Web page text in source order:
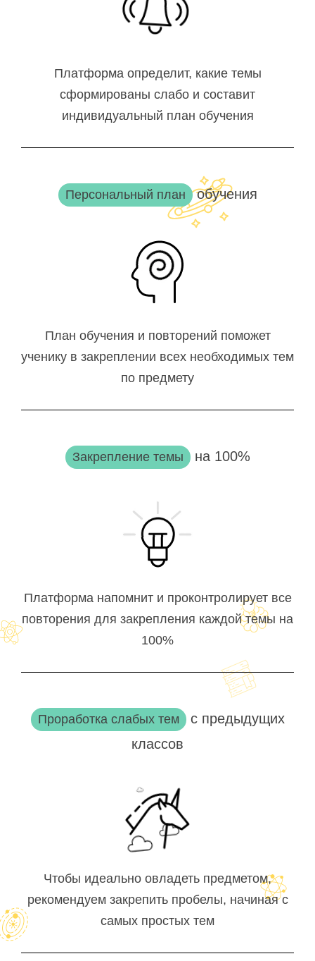
Платформа определит, какие темы
сформированы слабо и составит
индивидуальный план обучения
Персональный план обучения
План обучения и повторений поможет
ученику в закреплении всех необходимых тем
по предмету
Закрепление темы на 100%
Платформа напомнит и проконтролирует все
повторения для закрепления каждой темы на
100%
Проработка слабых тем с предыдущих
классов
Чтобы идеально овладеть предметом,
рекомендуем закрепить пробелы, начиная с
самых простых тем